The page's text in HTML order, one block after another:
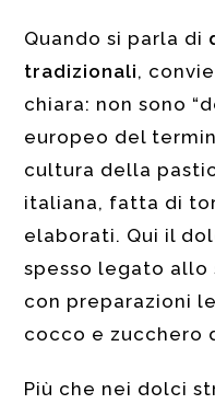
Quando si parla di
tradizionali,
chiara: non sono
europeo del
cultura della
italiana, fatta di
elaborati. Qui il
spesso legato
con preparazioni
cocco e zucchero
Più che nei dolci